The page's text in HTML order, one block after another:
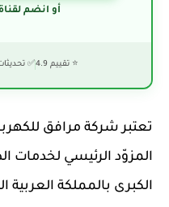
أو انضم
⭐ تقييم 4.9 ✅
تعتبر شركة مرافق
المزوّد الرئيسي لخدمات
الكبرى بالمملكة العربية